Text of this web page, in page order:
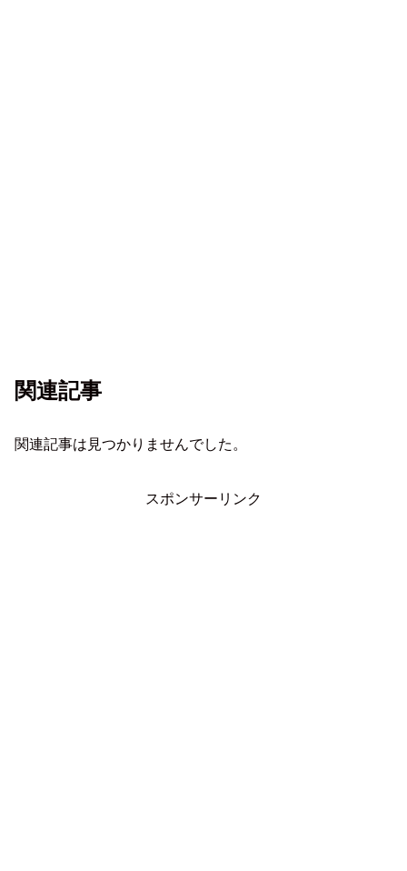
関連記事
関連記事は見つかりませんでした。
スポンサーリンク